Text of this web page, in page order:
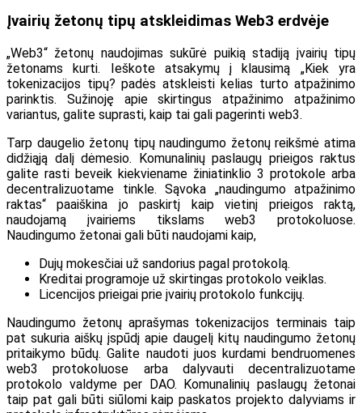
Įvairių žetonų tipų atskleidimas Web3 erdvėje
„Web3“ žetonų naudojimas sukūrė puikią stadiją įvairių tipų
žetonams kurti. Ieškote atsakymų į klausimą „Kiek yra
tokenizacijos tipų? padės atskleisti kelias turto atpažinimo
parinktis. Sužinoję apie skirtingus atpažinimo atpažinimo
variantus, galite suprasti, kaip tai gali pagerinti web3.
Tarp daugelio žetonų tipų naudingumo žetonų reikšmė atima
didžiąją dalį dėmesio. Komunalinių paslaugų prieigos raktus
galite rasti beveik kiekviename žiniatinklio 3 protokole arba
decentralizuotame tinkle. Sąvoka „naudingumo atpažinimo
raktas“ paaiškina jo paskirtį kaip vietinį prieigos raktą,
naudojamą įvairiems tikslams web3 protokoluose.
Naudingumo žetonai gali būti naudojami kaip,
Dujų mokesčiai už sandorius pagal protokolą.
Kreditai programoje už skirtingas protokolo veiklas.
Licencijos prieigai prie įvairių protokolo funkcijų.
Naudingumo žetonų aprašymas tokenizacijos terminais taip
pat sukuria aiškų įspūdį apie daugelį kitų naudingumo žetonų
pritaikymo būdų. Galite naudoti juos kurdami bendruomenes
web3 protokoluose arba dalyvauti decentralizuotame
protokolo valdyme per DAO. Komunalinių paslaugų žetonai
taip pat gali būti siūlomi kaip paskatos projekto dalyviams ir